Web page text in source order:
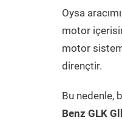
Oysa
motor
motor
dirençtir.
Bu nedenle,
Benz GLK